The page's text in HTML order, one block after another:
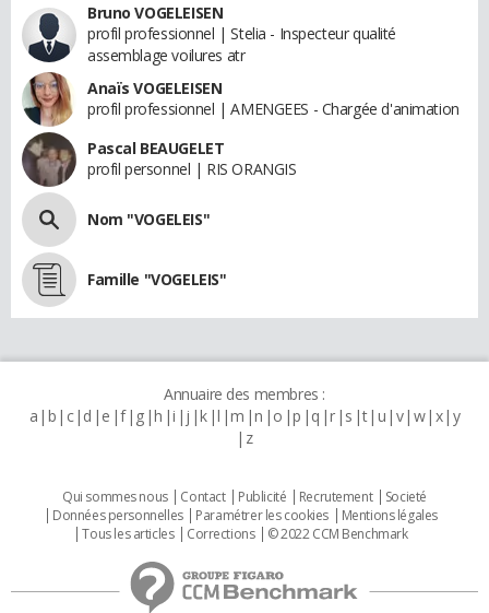
Bruno VOGELEISEN
profil professionnel | Stelia - Inspecteur qualité
assemblage voilures atr
Anaïs VOGELEISEN
profil professionnel | AMENGEES - Chargée d'animation
Pascal BEAUGELET
profil personnel | RIS ORANGIS
Nom "VOGELEIS"
Famille "VOGELEIS"
Annuaire des membres :
a b c d e f g h i j k l m n o p q r s t u v w x y
z
Qui sommes nous Contact Publicité Recrutement
Societé
Données personnelles
Paramétrer les cookies
Mentions légales
Tous les articles
Corrections © 2022 CCM Benchmark